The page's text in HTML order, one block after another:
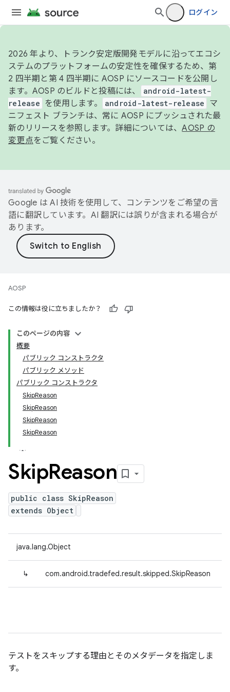
ログイン
2026 年より、トランク安定版開発モデルに沿ってエコシ
ステムのプラットフォームの安定性を確保するため、第
2 四半期と第 4 四半期に AOSP にソースコードを公開し
ます。AOSP のビルドと投稿には、
android-latest-
release
を使用します。 android-latest-release
マ
ニフェスト ブランチは、常に AOSP にプッシュされた最
新のリリースを参照します。詳細については、AOSP の
変更点をご覧ください。
Google は AI 技術を使用して、コンテンツをご希望の言
語に翻訳しています。AI 翻訳には誤りが含まれる場合が
あります。
AOSP
この情報は役に立ちましたか？
このページの内容
概要
パブリック コンストラクタ
パブリック メソッド
パブリック コンストラクタ
SkipReason
SkipReason
SkipReason
SkipReason
SkipReason
public class SkipReason
extends Object
java.lang.Object
↳ com.android.tradefed.result.skipped.SkipReason
テストをスキップする理由とそのメタデータを指定しま
す。